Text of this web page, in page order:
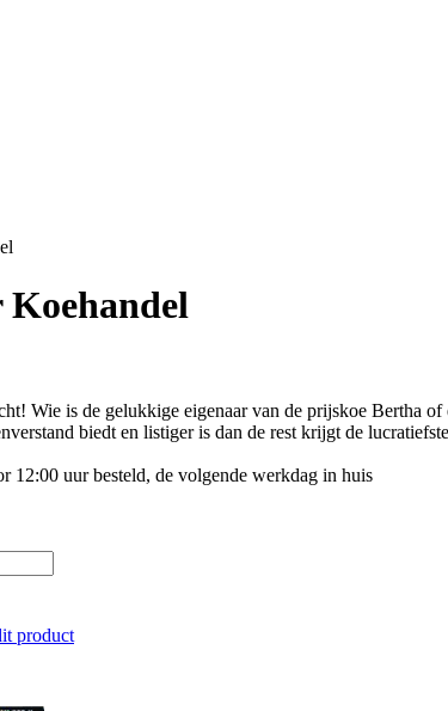
Koehandel
Wie is de gelukkige eigenaar van de prijskoe Bertha
biedt en listiger is dan de rest krijgt de
12:00 uur besteld, de volgende werkdag in huis
product